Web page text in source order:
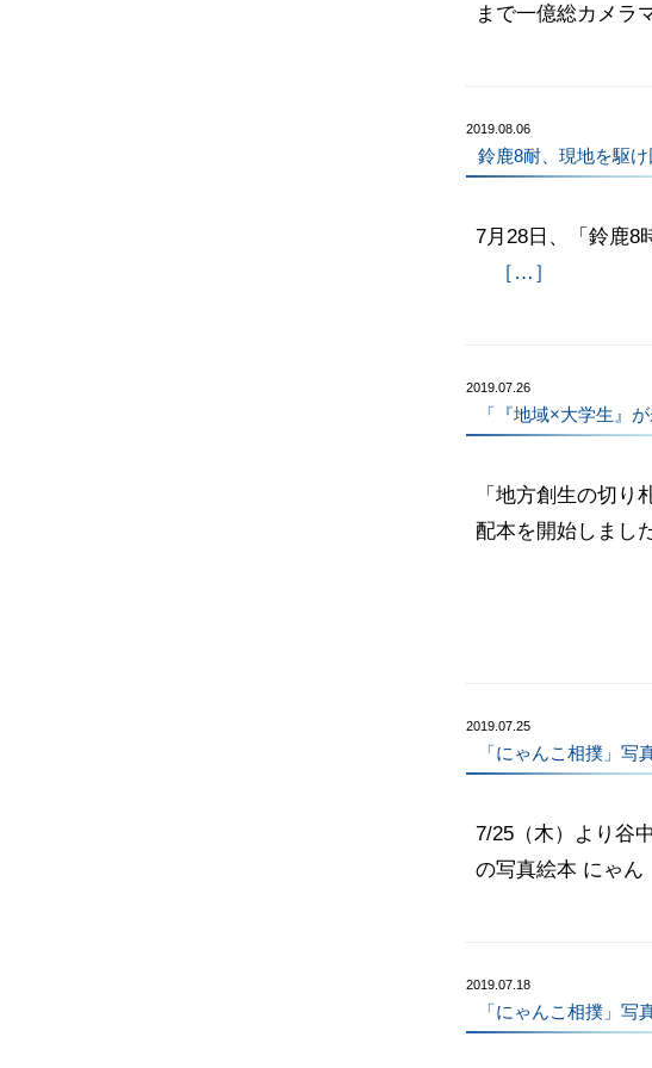
まで一億総カメラ
2019.08.06
鈴鹿8耐、現地を駆け
7月28日、「鈴鹿8
［…］
2019.07.26
「『地域×大学生』
「地方創生の切
配本を開始しまし
2019.07.25
「にゃんこ相撲」写
7/25（木）より谷
の写真絵本 にゃん
2019.07.18
「にゃんこ相撲」写